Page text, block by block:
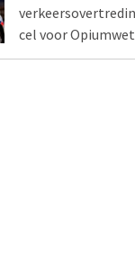
cel voor Opiumwet